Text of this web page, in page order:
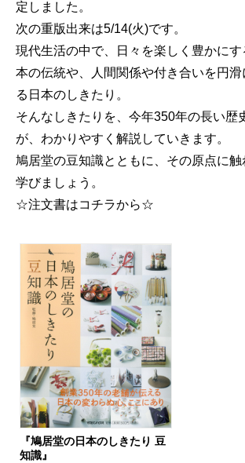
定しました。
次の重版出来は5/14(火)です。
現代生活の中で、日々を楽しく豊かにす
本の伝統や、人間関係や付き合いを円
る日本のしきたり。
そんなしきたりを、今年350年の長い歴
が、わかりやすく解説していきます。
鳩居堂の豆知識とともに、その原点に触
学びましょう。
☆注文書はコチラから☆
『鳩居堂の日本のしきたり 豆
知識』